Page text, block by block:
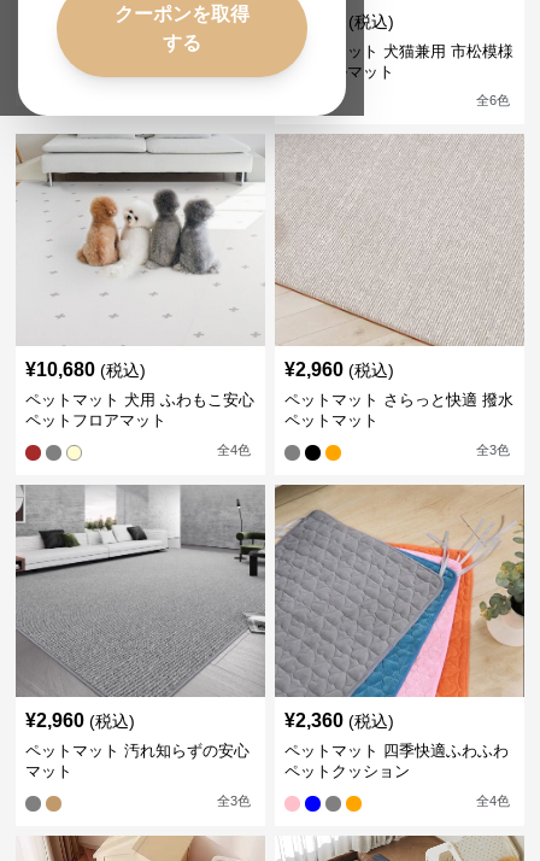
クーポンを取得
する
2,740 (税込)
ペットマット 犬猫兼用 ふんわり
星空マット
2,840 (税込)
ペットマット 犬猫兼用 市松模様
のタイルマット
全6色
¥10,680 (税込)
ペットマット 犬用 ふわもこ安心
ペットフロアマット
全4色
¥2,960 (税込)
ペットマット さらっと快適 撥水
ペットマット
全3色
¥2,960 (税込)
ペットマット 汚れ知らずの安心
マット
全3色
¥2,360 (税込)
ペットマット 四季快適ふわふわ
ペットクッション
全4色